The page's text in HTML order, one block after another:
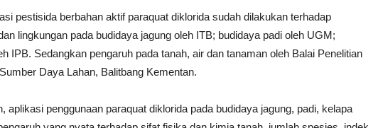
pestisida berbahan aktif paraquat diklorida sudah dilakukan terhadap
lingkungan pada budidaya jagung oleh ITB; budidaya padi oleh UGM;
IPB. Sedangkan pengaruh pada tanah, air dan tanaman oleh Balai Penelitian
Daya Lahan, Balitbang Kementan.
aplikasi penggunaan paraquat diklorida pada budidaya jagung, padi, kelapa